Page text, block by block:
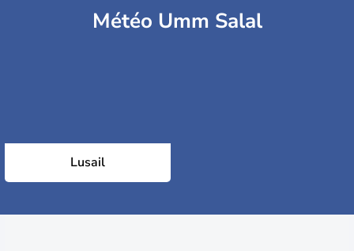
Météo Umm Salal
Lusail